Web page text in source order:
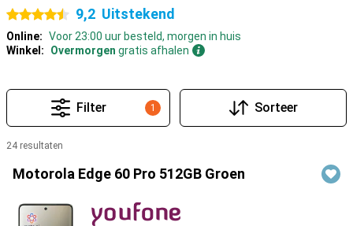
4.5 sterren 9,2 Uitstekend
Online: Voor 23:00 uur besteld, morgen in huis
Winkel:
Overmorgen gratis afhalen
1
Filter Sorteer
24 resultaten
Motorola Edge 60 Pro 512GB Groen